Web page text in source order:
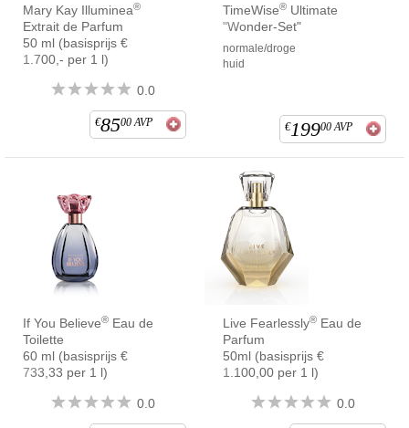
Mary Kay Illuminea®
Extrait de Parfum
50 ml (basisprijs €
1.700,- per 1 l)
0.0
€8500 AVP
TimeWise® Ultimate
"Wonder-Set"
normale/droge
huid
€19900 AVP
If You Believe® Eau de
Toilette
60 ml (basisprijs €
733,33 per 1 l)
0.0
Live Fearlessly® Eau de
Parfum
50ml (basisprijs €
1.100,00 per 1 l)
0.0